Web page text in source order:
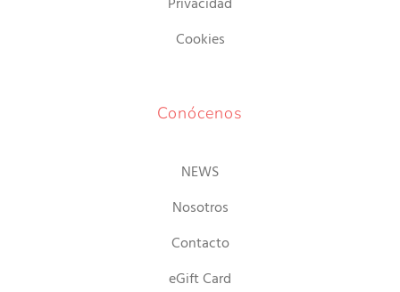
Cookies
Conócenos
NEWS
Nosotros
Contacto
eGift Card